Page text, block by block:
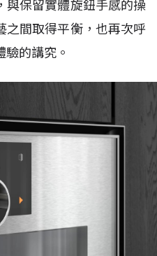
與保留實體旋鈕手感的操
之間取得平衡，也再次呼
的講究。